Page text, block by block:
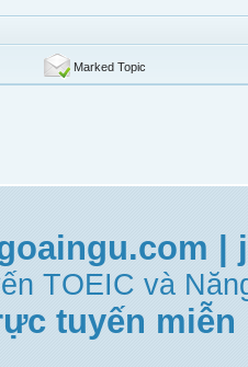
Marked Topic
TOEIC và
tuyến miễn